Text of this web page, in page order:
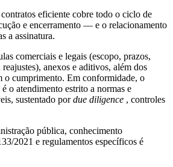
eficiente cobre todo o ciclo de
e encerramento — e o relacionamento
a assinatura.
comerciais e legais (escopo, prazos,
anexos e aditivos, além dos
o cumprimento. Em conformidade, o
o atendimento estrito a normas e
sustentado pordue diligence , controles
pública, conhecimento
2021 e regulamentos específicos é